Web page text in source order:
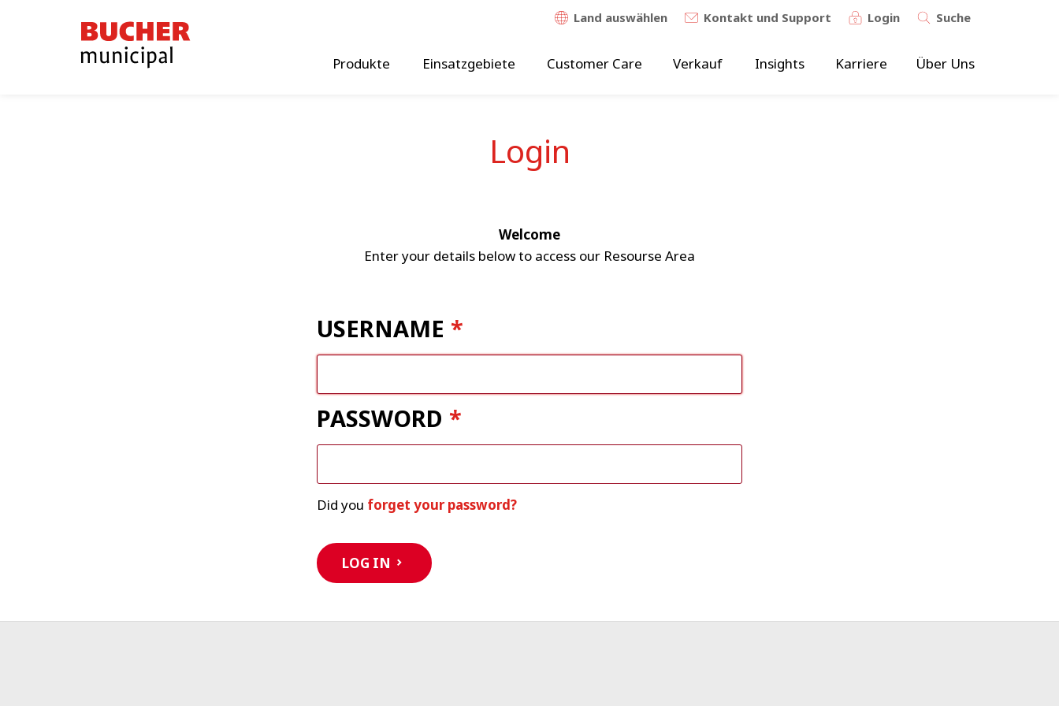
Bucher
Municipal
Land auswählen Kontakt und Support Login Suche
Produkte Einsatzgebiete Customer Care Verkauf Insights Karriere Über Uns
Login
Welcome
Enter your details below to access our Resourse Area
USERNAME
PASSWORD
Did you forget your password?
LOG IN